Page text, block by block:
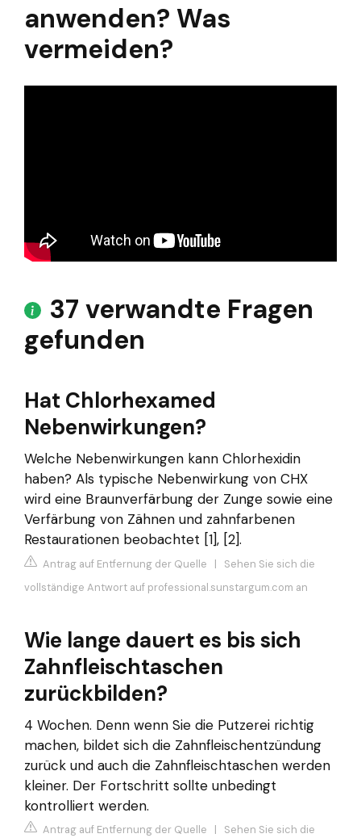
anwenden? Was
vermeiden?
37 verwandte Fragen
gefunden
Hat Chlorhexamed
Nebenwirkungen?
Welche Nebenwirkungen kann Chlorhexidin
haben? Als typische Nebenwirkung von CHX
wird eine Braunverfärbung der Zunge sowie eine
Verfärbung von Zähnen und zahnfarbenen
Restaurationen beobachtet [1], [2].
Antrag auf Entfernung der Quelle | Sehen Sie sich die
vollständige Antwort auf professional.sunstargum.com an
Wie lange dauert es bis sich
Zahnfleischtaschen
zurückbilden?
4 Wochen. Denn wenn Sie die Putzerei richtig
machen, bildet sich die Zahnfleischentzündung
zurück und auch die Zahnfleischtaschen werden
kleiner. Der Fortschritt sollte unbedingt
kontrolliert werden.
Antrag auf Entfernung der Quelle | Sehen Sie sich die